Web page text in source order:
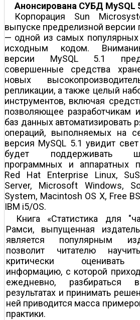
Анонсирована СУБД MySQL
Корпорация Sun
выпуске предрелизной версии
— одной из самых
исходным кодом.
версии MySQL 5.1
совершенные средства
новых
репликации, а также целый
инструментов, включая
позволяющее разработчикам
баз данных автоматизировать
операций, выполняемых на
версия MySQL 5.1 увидит
будет поддерживать
программных и аппаратных
Red Hat Enterprise Linux,
Server, Microsoft Windows,
System, Macintosh OS X, Free
IBM i5/OS.
Книга «Статистика для
Рамси, выпущенная
является популярным
позволит читателю
критически оценивать
информацию, с которой
ежедневно, разбираться в
результатах и принимать
ней приводится масса
практики.